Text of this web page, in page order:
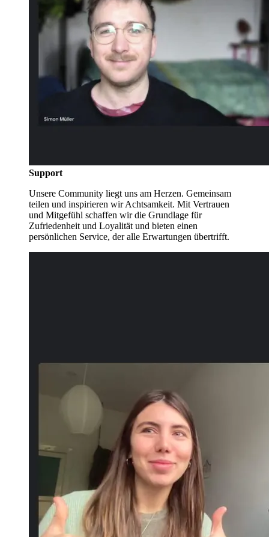
Support
Unsere Community liegt uns am Herzen. Gemeinsam
teilen und inspirieren wir Achtsamkeit. Mit Vertrauen
und Mitgefühl schaffen wir die Grundlage für
Zufriedenheit und Loyalität und bieten einen
persönlichen Service, der alle Erwartungen übertrifft.